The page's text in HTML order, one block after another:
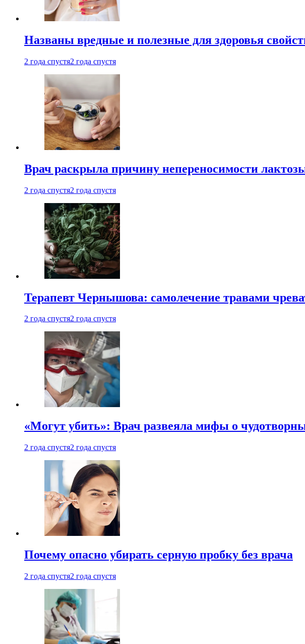
Названы вредные и полезные для здоровья
2 года спустя2 года спустя
Врач раскрыла причину непереносимости
2 года спустя2 года спустя
Терапевт Чернышова: самолечение травами
2 года спустя2 года спустя
«Могут убить»: Врач развеяла мифы о
2 года спустя2 года спустя
Почему опасно убирать серную пробку без врача
2 года спустя2 года спустя